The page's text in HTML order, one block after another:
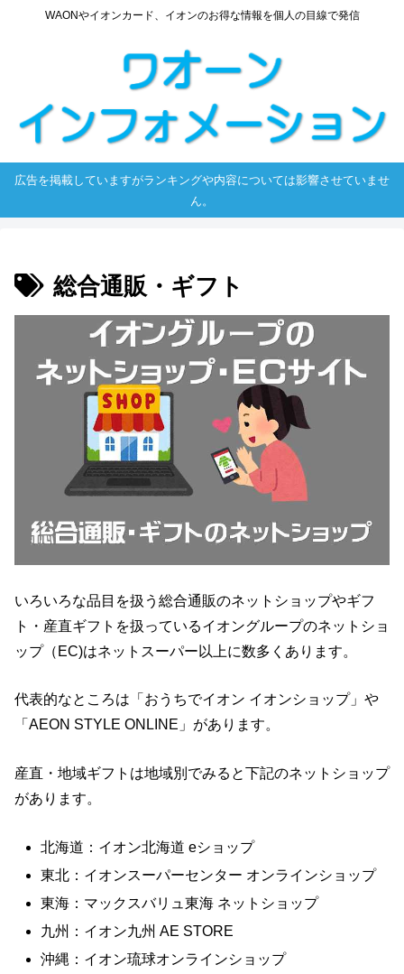
WAONやイオンカード、イオンのお得な情報を個人の目線で発信
広告を掲載していますがランキングや内容については影響させていませ
ん。
総合通販・ギフト
いろいろな品目を扱う総合通販のネットショップやギフ
ト・産直ギフトを扱っているイオングループのネットショ
ップ（EC)はネットスーパー以上に数多くあります。
代表的なところは「おうちでイオン イオンショップ」や
「AEON STYLE ONLINE」があります。
産直・地域ギフトは地域別でみると下記のネットショップ
があります。
北海道：イオン北海道 eショップ
東北：イオンスーパーセンター オンラインショップ
東海：マックスバリュ東海 ネットショップ
九州：イオン九州 AE STORE
沖縄：イオン琉球オンラインショップ